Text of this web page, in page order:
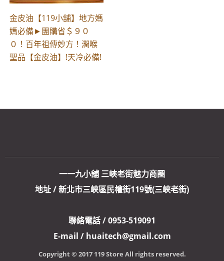
金皮油【119小舖】地方媽
媽必備►團購省＄９０
０！百年祖傳妙方！潤喉
聖品【金皮油】!天冷必備!
一一九小舖 三峽老街魅力商圈
地址 / 新北市三峽區民權街119號(三峽老街)
聯絡電話 / 0953-519091
E-mail / huaitech@gmail.com
Copyright © 2017 119 Store All rights reserved.